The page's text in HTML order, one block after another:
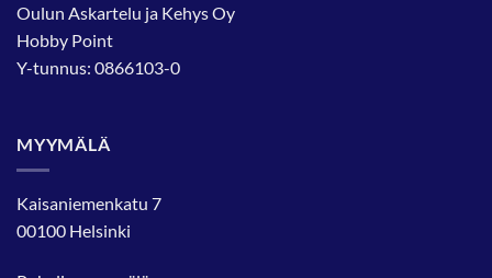
Oulun Askartelu ja Kehys Oy
Hobby Point
Y-tunnus: 0866103-0
MYYMÄLÄ
Kaisaniemenkatu 7
00100 Helsinki